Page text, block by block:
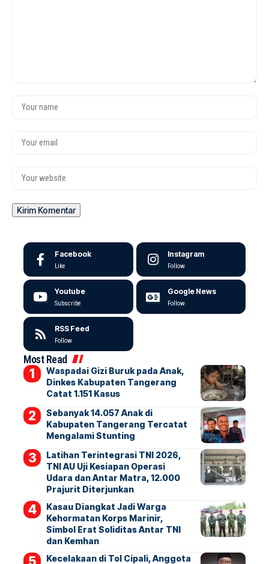
Facebook
Like
Instagram
Follow
Youtube
Subscribe
Google News
Follow
RSS Feed
Follow
Most Read
Waspadai Gizi Buruk pada Anak,
Dinkes Kabupaten Tangerang
Catat 1.151 Kasus
Sebanyak 14.057 Anak di
Kabupaten Tangerang Tercatat
Mengalami Stunting
Latihan Terintegrasi TNI 2026,
TNI AU Uji Kesiapan Operasi
Udara dan Antar Matra, 12.000
Prajurit Diterjunkan
Kasau Diangkat Jadi Warga
Kehormatan Korps Marinir,
Simbol Erat Soliditas Antar TNI
dan Kemhan
Kecelakaan di Tol Cipali, Anggota